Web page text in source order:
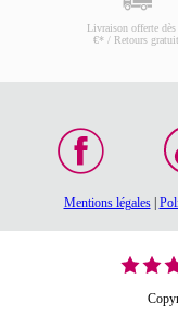
Livraison offerte dès
€* / Retours
Mentions légales|